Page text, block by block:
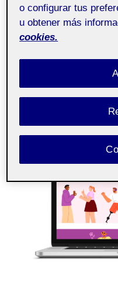
Valoración
6 JUNIO, 2024
comunidades digitales -
Aula 2
o configurar tus
u obtener más
cookies.